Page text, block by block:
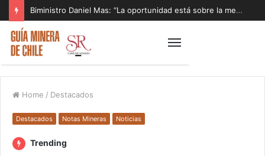
Biministro Daniel Mas: “La oportunidad está sobre la mesa y tenemos que aprovecharla”
Home / Destacados
Destacados Notas Mineras Noticias
Trending